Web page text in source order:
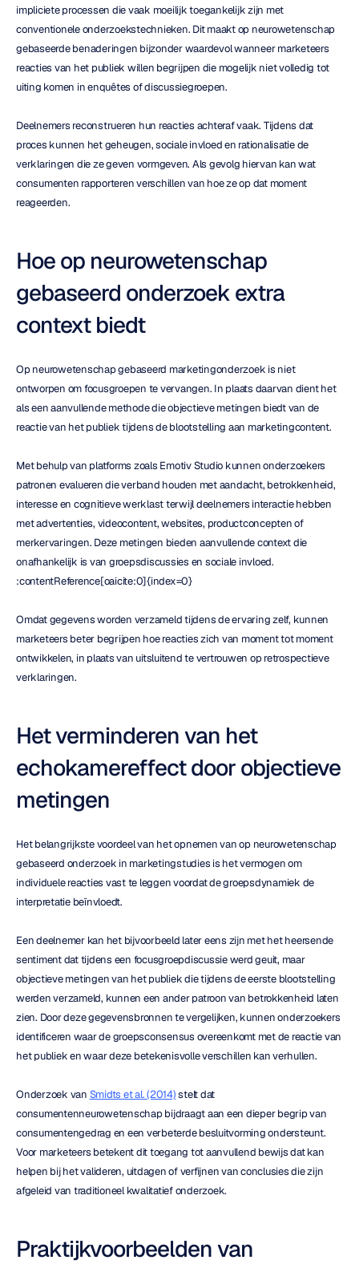
impliciete processen die vaak moeilijk toegankelijk zijn met
conventionele onderzoekstechnieken. Dit maakt op neurowetenschap
gebaseerde benaderingen bijzonder waardevol wanneer marketeers
reacties van het publiek willen begrijpen die mogelijk niet volledig tot
uiting komen in enquêtes of discussiegroepen.
Deelnemers reconstrueren hun reacties achteraf vaak. Tijdens dat
proces kunnen het geheugen, sociale invloed en rationalisatie de
verklaringen die ze geven vormgeven. Als gevolg hiervan kan wat
consumenten rapporteren verschillen van hoe ze op dat moment
reageerden.
Hoe op neurowetenschap
gebaseerd onderzoek extra
context biedt
Op neurowetenschap gebaseerd marketingonderzoek is niet
ontworpen om focusgroepen te vervangen. In plaats daarvan dient het
als een aanvullende methode die objectieve metingen biedt van de
reactie van het publiek tijdens de blootstelling aan marketingcontent.
Met behulp van platforms zoals Emotiv Studio kunnen onderzoekers
patronen evalueren die verband houden met aandacht, betrokkenheid,
interesse en cognitieve werklast terwijl deelnemers interactie hebben
met advertenties, videocontent, websites, productconcepten of
merkervaringen. Deze metingen bieden aanvullende context die
onafhankelijk is van groepsdiscussies en sociale invloed.
:contentReference[oaicite:0]{index=0}
Omdat gegevens worden verzameld tijdens de ervaring zelf, kunnen
marketeers beter begrijpen hoe reacties zich van moment tot moment
ontwikkelen, in plaats van uitsluitend te vertrouwen op retrospectieve
verklaringen.
Het verminderen van het
echokamereffect door objectieve
metingen
Het belangrijkste voordeel van het opnemen van op neurowetenschap
gebaseerd onderzoek in marketingstudies is het vermogen om
individuele reacties vast te leggen voordat de groepsdynamiek de
interpretatie beïnvloedt.
Een deelnemer kan het bijvoorbeeld later eens zijn met het heersende
sentiment dat tijdens een focusgroepdiscussie werd geuit, maar
objectieve metingen van het publiek die tijdens de eerste blootstelling
werden verzameld, kunnen een ander patroon van betrokkenheid laten
zien. Door deze gegevensbronnen te vergelijken, kunnen onderzoekers
identificeren waar de groepsconsensus overeenkomt met de reactie van
het publiek en waar deze betekenisvolle verschillen kan verhullen.
Onderzoek van Smidts et al. (2014) stelt dat
consumentenneurowetenschap bijdraagt aan een dieper begrip van
consumentengedrag en een verbeterde besluitvorming ondersteunt.
Voor marketeers betekent dit toegang tot aanvullend bewijs dat kan
helpen bij het valideren, uitdagen of verfijnen van conclusies die zijn
afgeleid van traditioneel kwalitatief onderzoek.
Praktijkvoorbeelden van